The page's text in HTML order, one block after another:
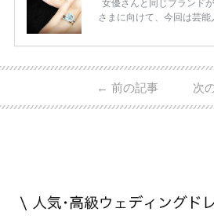
女優さんと同じブランド
さまに向けて、今回は芸
ーウィンストンやカルテ
日本で人気のブランドま
・愛用している芸能人夫
← 前の記事 次